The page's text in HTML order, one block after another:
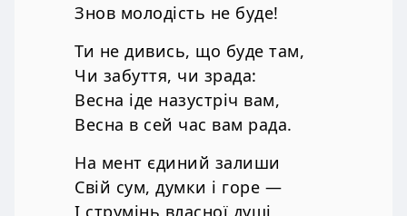
Знов молодість не буде!
Ти не дивись, що буде там,
Чи забуття, чи зрада:
Весна іде назустріч вам,
Весна в сей час вам рада.
На мент єдиний залиши
Свій сум, думки і горе —
І струмінь власної душі